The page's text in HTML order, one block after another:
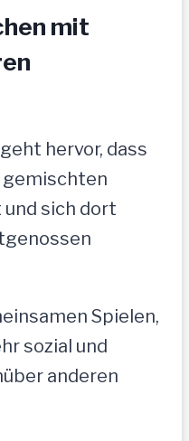
mit
hervor, dass
gemischten
sich dort
Spielen,
sozial und
anderen